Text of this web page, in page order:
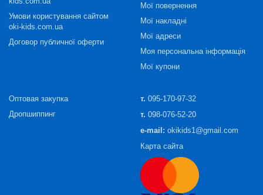
Умови користування сайтом
oki-kids.com.ua
Договор публичної оферти
Мої повернення
Мої накладні
Мої адреси
Моя персональна інформація
Мої купони
Оптовая закупка
Дропшиппинг
т. 095-170-97-32
т. 098-076-52-20
e-mail: okikids1@gmail.com
Карта сайта